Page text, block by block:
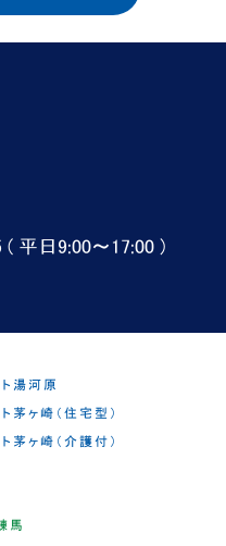
平日9:00〜17:00 )
湯河原
茅ヶ崎（住宅型）
茅ヶ崎（介護付）
馬